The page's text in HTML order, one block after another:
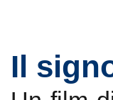
Il